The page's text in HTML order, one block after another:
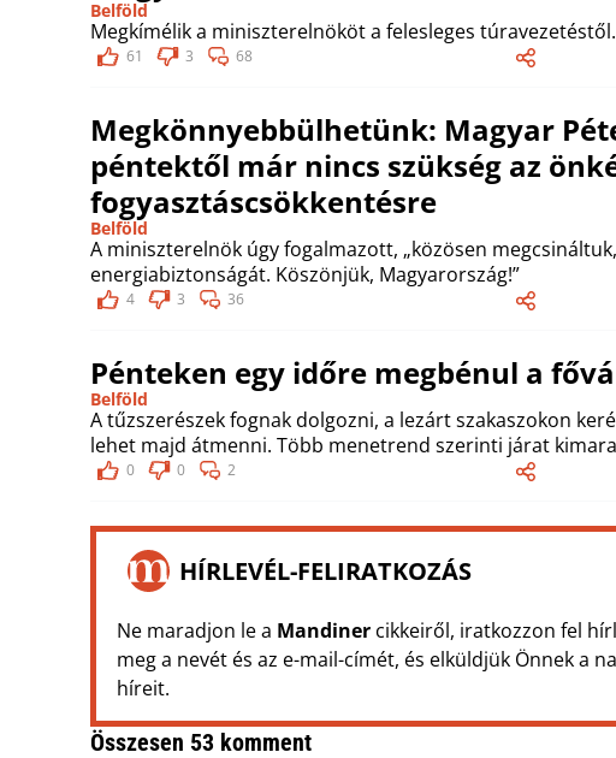
Belföld
Megkímélik a miniszterelnököt a felesleges túravezetéstől.
61 3 68
Megkönnyebbülhetünk: Magyar
péntektől már nincs szükség az
fogyasztáscsökkentésre
Belföld
A miniszterelnök úgy fogalmazott, „közösen
energiabiztonságát. Köszönjük, Magyarország!”
4 3 36
Pénteken egy időre megbénul a
Belföld
A tűzszerészek fognak dolgozni, a lezárt szakaszokon
lehet majd átmenni. Több menetrend szerinti járat
0 0 2
HÍRLEVÉL-FELIRATKOZÁS
Ne maradjon le a Mandiner cikkeiről, iratkozzon fel
meg a nevét és az e-mail-címét, és elküldjük Önnek a
híreit.
Összesen 53 komment